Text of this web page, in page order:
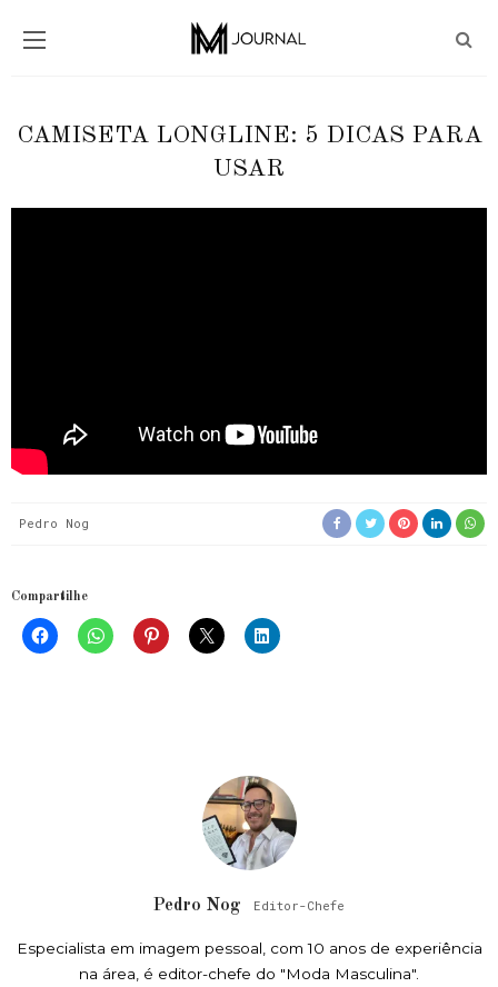
CAMISETA LONGLINE: 5 DICAS PARA
USAR
Pedro Nog
Compartilhe
Pedro Nog Editor-Chefe
Especialista em imagem pessoal, com 10 anos de experiência
na área, é editor-chefe do "Moda Masculina".